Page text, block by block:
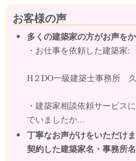
お客様の声
多くの建築家の方がお声を
・お仕事を依頼した建築家:
H２DO一級建築士事務所
・建築家相談依頼サービス
でいましたか...
丁寧なお声がけをいただけ
契約した建築家名・事務所